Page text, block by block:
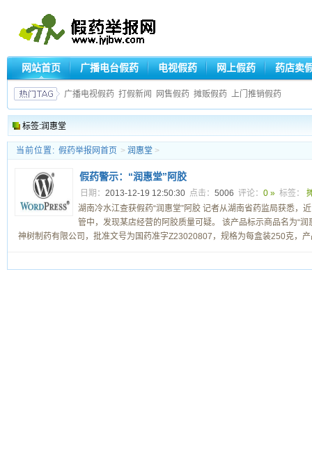
网站首页 广播电台假药 电视假药 网上假药 药店卖
广播电视假药 打假新闻 网售假药 摊贩假药 上门推销假药
标签:润惠堂
当前位置: 假药举报网首页 > 润惠堂 >
假药警示：“润惠堂”阿胶
日期： 2013-12-19 12:50:30 点击： 5006 评论： 0 » 标签：
湖南冷水江查获假药“润惠堂”阿胶 记者从湖南省药监局获悉，
管中，发现某店经营的阿胶质量可疑。 该产品标示商品名为“
神树制药有限公司，批准文号为国药准字Z23020807，规格为每盒装250克，产